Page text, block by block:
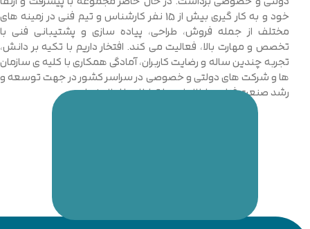
خود و به کار گیری بیش از 15 نفر کارشناس و تیم فنی در زمینه های
مختلف از جمله فروش، طراحی، پیاده سازی و پشتیبانی فنی با
تخصص و مهارت بالا، فعالیت می کند. افتخار داریم با تکیه بر دانش،
تجربه چندین ساله و رضایت کاربران، آمادگی همکاری با کلیه ی سازمان
ها و شرکت های دولتی و خصوصی در سراسر کشور در جهت توسعه و
رشد صنعت فناوری اطلاعات و ارتباطات را اعلام نماییم.